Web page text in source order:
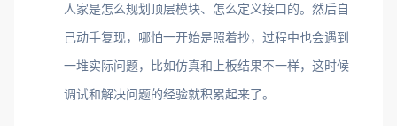
人家是怎么规划顶层模块、怎么定义接口的。然后自
己动手复现，哪怕一开始是照着抄，过程中也会遇到
一堆实际问题，比如仿真和上板结果不一样，这时候
调试和解决问题的经验就积累起来了。